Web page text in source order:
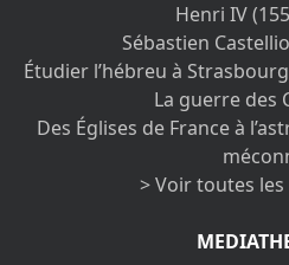
Henri IV
Sébastien
Étudier l’hébreu à
La guerre des
Des Églises de France à
> Voir toutes